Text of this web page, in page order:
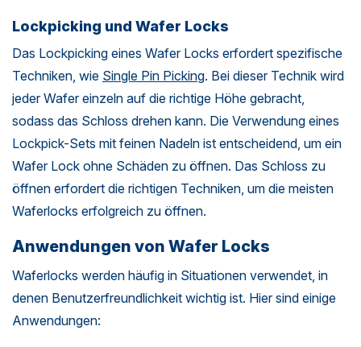
Lockpicking und Wafer Locks
Das Lockpicking eines Wafer Locks erfordert spezifische
Techniken, wie Single Pin Picking. Bei dieser Technik wird
jeder Wafer einzeln auf die richtige Höhe gebracht,
sodass das Schloss drehen kann. Die Verwendung eines
Lockpick-Sets mit feinen Nadeln ist entscheidend, um ein
Wafer Lock ohne Schäden zu öffnen. Das Schloss zu
öffnen erfordert die richtigen Techniken, um die meisten
Waferlocks erfolgreich zu öffnen.
Anwendungen von Wafer Locks
Waferlocks werden häufig in Situationen verwendet, in
denen Benutzerfreundlichkeit wichtig ist. Hier sind einige
Anwendungen: